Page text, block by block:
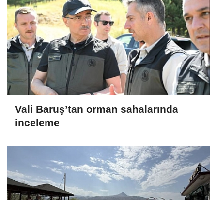
Vali Baruş’tan orman sahalarında
inceleme